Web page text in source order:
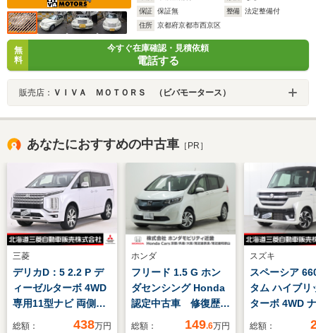
保証
保証無 整備
法定整備付
住所
京都府京都市西京区
無
料
今すぐ在庫確認・見積依頼
電話する
販売店： ＶＩＶＡ ＭＯＴＯＲＳ （ビバモータース）
あなたにおすすめの中古車 ［PR］
三菱
デリカD：5 2.2 P デ
ィーゼルターボ 4WD
専用11型ナビ 両側電
動スライドドア 電動
総額： 438万円
ホンダ
フリード 1.5 G ホン
ダセンシング Honda
認定中古車 修復歴な
し Honda販売店全
総額： 149.6万円
スズキ
スペーシア
タム ハイブリ
ターボ 4WD
ックカメラ ド
総額：